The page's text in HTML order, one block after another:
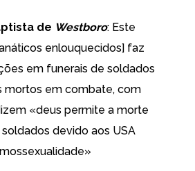
de Westboro: Este
enlouquecidos] faz
em funerais de soldados
mortos em combate, com
«deus permite a morte
devido aos USA